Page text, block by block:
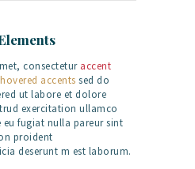
consectetur accent
hovered accents sed do
ut labore et dolore
exercitation ullamco
fugiat nulla pareur sint
proident
deserunt m est laborum.